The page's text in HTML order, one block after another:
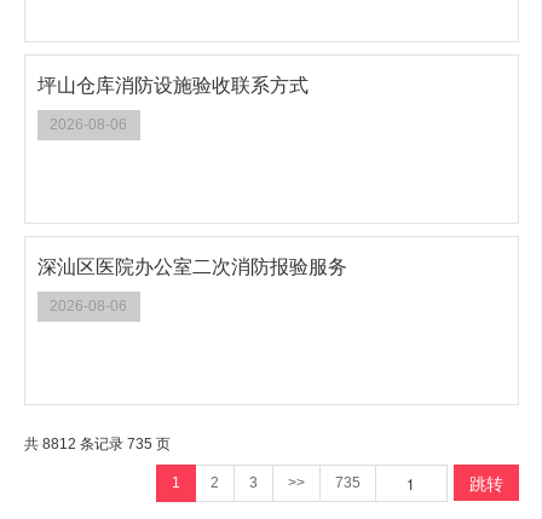
坪山仓库消防设施验收联系方式
2026-08-06
深汕区医院办公室二次消防报验服务
2026-08-06
共 8812 条记录 735 页
1 2 3 >> 735 跳转